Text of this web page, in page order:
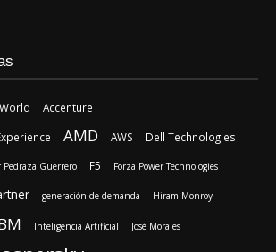
Accenture
AMD AWS
Dell Technologies
Pedraza Guerrero F5 Forza Power Technologies
generación de demanda Hiram Monroy
Inteligencia Artificial José Morales